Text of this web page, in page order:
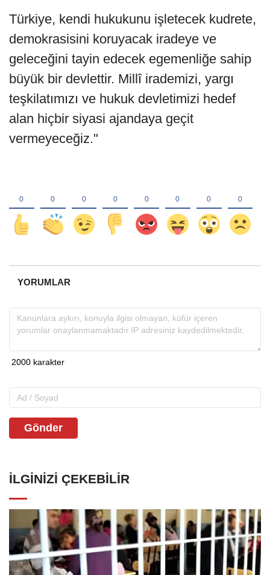
Türkiye, kendi hukukunu işletecek kudrete,
demokrasisini koruyacak iradeye ve
geleceğini tayin edecek egemenliğe sahip
büyük bir devlettir. Millî irademizi, yargı
teşkilatımızı ve hukuk devletimizi hedef
alan hiçbir siyasi ajandaya geçit
vermeyeceğiz."
YORUMLAR
Gönder
İLGINIZI ÇEKEBILIR